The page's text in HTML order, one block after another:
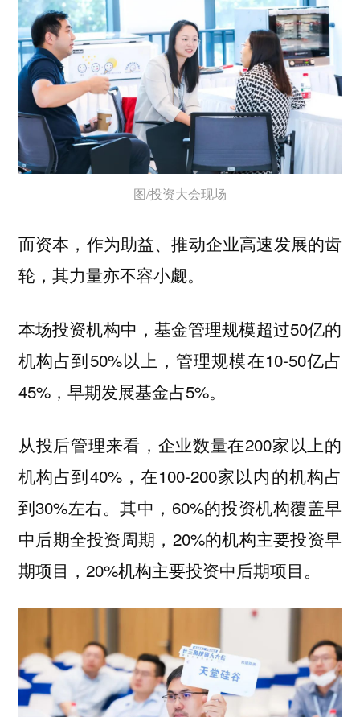
图/投资大会现场
而资本，作为助益、推动企业高速发展的齿
轮，其力量亦不容小觑。
本场投资机构中，基金管理规模超过50亿的
机构占到50%以上，管理规模在10-50亿占
45%，早期发展基金占5%。
从投后管理来看，企业数量在200家以上的
机构占到40%，在100-200家以内的机构占
到30%左右。其中，60%的投资机构覆盖早
中后期全投资周期，20%的机构主要投资早
期项目，20%机构主要投资中后期项目。